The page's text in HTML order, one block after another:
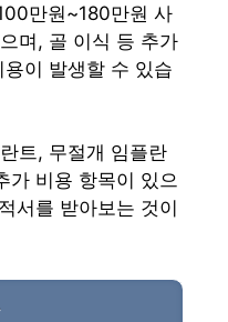
만원~180만원 사
며, 골 이식 등 추가
이 발생할 수 있습
트, 무절개 임플란
가 비용 항목이 있으
서를 받아보는 것이